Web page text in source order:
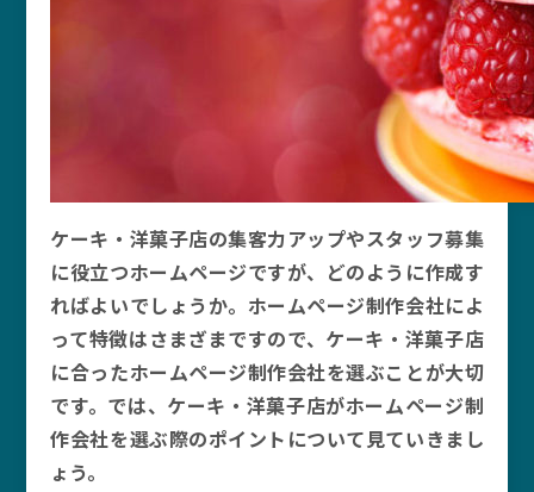
ケーキ・洋菓子店の集客力アップやスタッフ募集
に役立つホームページですが、どのように作成す
ればよいでしょうか。ホームページ制作会社によ
って特徴はさまざまですので、ケーキ・洋菓子店
に合ったホームページ制作会社を選ぶことが大切
です。では、ケーキ・洋菓子店がホームページ制
作会社を選ぶ際のポイントについて見ていきまし
ょう。